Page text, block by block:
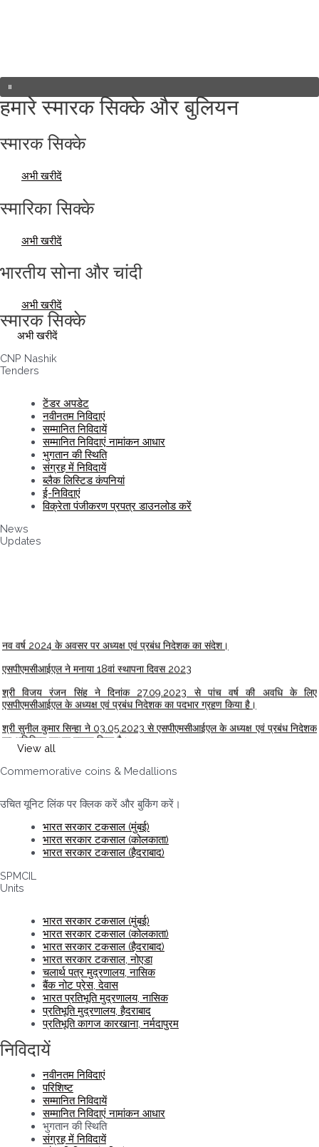
हमारे स्मारक सिक्के और बुलियन
स्मारक सिक्के
अभी खरीदें
स्मारिका सिक्के
अभी खरीदें
भारतीय सोना और चांदी
अभी खरीदें
स्मारक सिक्के
अभी खरीदें
CNP Nashik
Tenders
टेंडर अपडेट
नवीनतम निविदाएं
सम्मानित निविदायें
सम्मानित निविदाएं नामांकन आधार
भुगतान की स्थिति
संग्रह में निविदायें
ब्लैक लिस्टिड कंपनियां
ई-निविदाएं
विक्रेता पंजीकरण प्रपत्र डाउनलोड करें
News
Updates
एसपीएमसीआईएल के अध्यक्ष एवं प्रबंध निदेशक का पदभार ग्रहण किया है।
का अतिरिक्त प्रभार ग्रहण किया है।
माननीय प्रधान मंत्री ने स्मारक डाक टिकटों और पहले दिन कवर का शुभारंभ किया ...
माननीय प्रधान मंत्री द्वारा 18 मार्च 2023 को बाजरा के अंतर्राष्ट्रीय वर्ष 2023 पर स्मारक
श्री अजय अग्रवाल, निदेशक (वित्त) और सीएफओ, एसपीएमसीआईएल को पीएसयू के सर्वश्रेष्ठ
सीएफओ, गोल्ड अवार्ड से सम्मानित किया गया है।
नगर राजभाषा कार्यान्वयन समिति, दिल्ली (उपक्रम-2) के तत्वावधान में दो दिवसीय “राजभाषा
निदेशक (मानव संसाधन), SPMCIL द्वारा विश्व बैंकनोट शिखर सम्मेलन-2023 को संबोधित
करना
विश्व मानव संसाधन विकास परिषद में "सर्वश्रेष्ठ सीएसआर प्रथाओं" के लिए एसपीएमसीआईएल
पुरस्कार जीता
View all
Commemorative coins & Medallions
उचित यूनिट लिंक पर क्लिक करें और बुकिंग करें।
भारत सरकार टकसाल (मुंबई)
भारत सरकार टकसाल (कोलकाता)
भारत सरकार टकसाल (हैदराबाद)
SPMCIL
Units
भारत सरकार टकसाल (मुंबई)
भारत सरकार टकसाल (कोलकाता)
भारत सरकार टकसाल (हैदराबाद)
भारत सरकार टकसाल, नोएडा
चलार्थ पत्र मुद्रणालय, नासिक
बैंक नोट प्रेस, देवास
भारत प्रतिभूति मुद्रणालय, नासिक
प्रतिभूति मुद्रणालय, हैदराबाद
प्रतिभूति कागज कारखाना, नर्मदापुरम
निविदायें
नवीनतम निविदाएं
परिशिष्ट
सम्मानित निविदायें
सम्मानित निविदाएं नामांकन आधार
भुगतान की स्थिति
संग्रह में निविदायें